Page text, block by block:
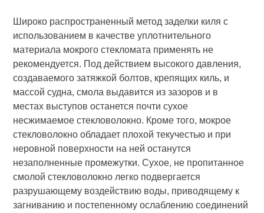
Широко распространенный метод заделки киля с
использованием в качестве уплотнительного
материала мокрого стекломата применять не
рекомендуется. Под действием высокого давления,
создаваемого затяжкой болтов, крепящих киль, и
массой судна, смола выдавится из зазоров и в
местах выступов останется почти сухое
несжимаемое стекловолокно. Кроме того, мокрое
стекловолокно обладает плохой текучестью и при
неровной поверхности на ней останутся
незаполненные промежутки. Сухое, не пропитанное
смолой стекловолокно легко подвергается
разрушающему воздействию воды, приводящему к
загниванию и постепенному ослаблению соединений